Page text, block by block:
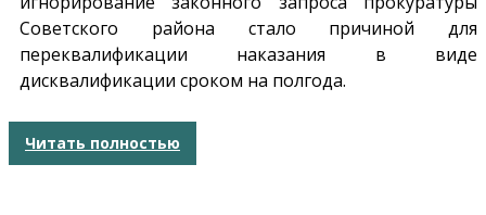
Советского района стало причиной для
переквалификации наказания в виде
дисквалификации сроком на полгода.
Читать полностью